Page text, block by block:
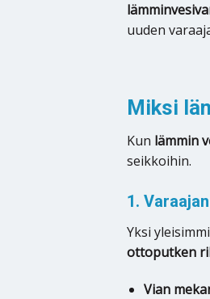
uuden
Miksi
Kun lämmin
seikkoihin.
1.
Yksi
ottoputken
Vian